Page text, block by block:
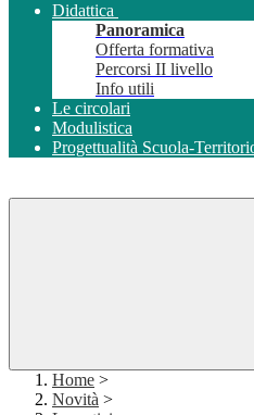
Didattica
Panoramica
Offerta formativa
Percorsi II livello
Info utili
Le circolari
Modulistica
Progettualità Scuola-
Home >
Novità >